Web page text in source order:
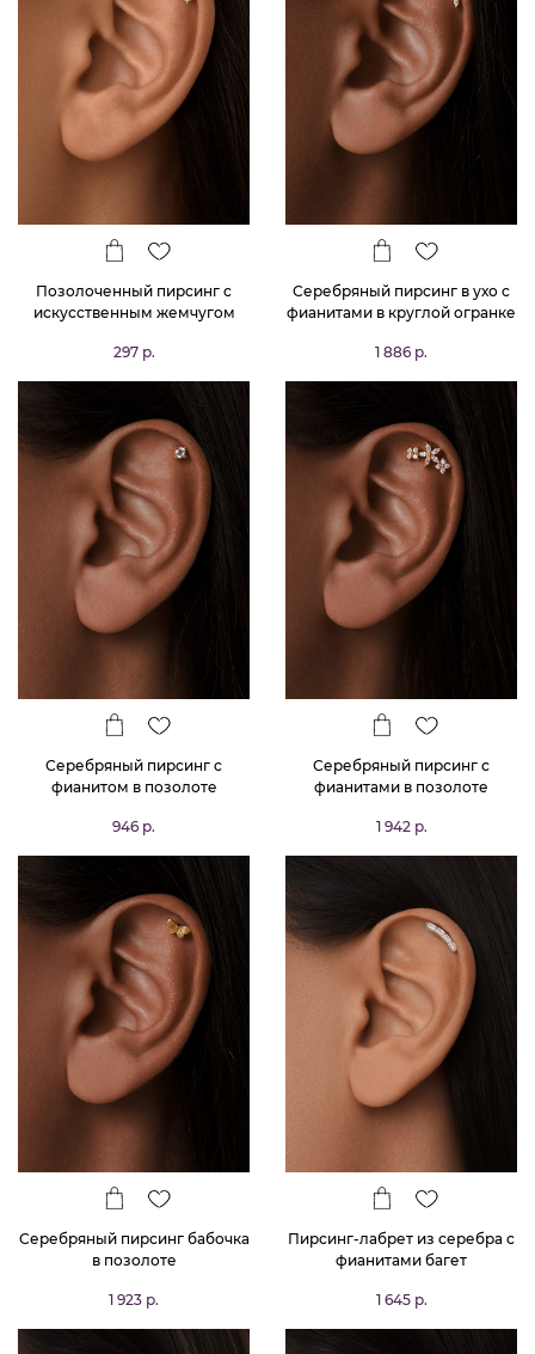
Позолоченный пирсинг с
искусственным жемчугом
297 р.
Серебряный пирсинг в ухо с
фианитами в круглой огранке
1 886 р.
Серебряный пирсинг с
фианитом в позолоте
946 р.
Серебряный пирсинг с
фианитами в позолоте
1 942 р.
Серебряный пирсинг бабочка
в позолоте
1 923 р.
Пирсинг-лабрет из серебра с
фианитами багет
1 645 р.